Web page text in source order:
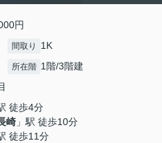
円
間取り 1K
所在階 1階/3階建
徒歩4分
崎 」駅 徒歩10分
徒歩11分